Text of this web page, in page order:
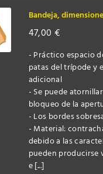
Bandeja,
47,00 €
- Práctico espacio
patas del trípode y
adicional
- Se puede
bloqueo de la
- Los bordes
- Material:
debido a las
pueden producirse
e [...]